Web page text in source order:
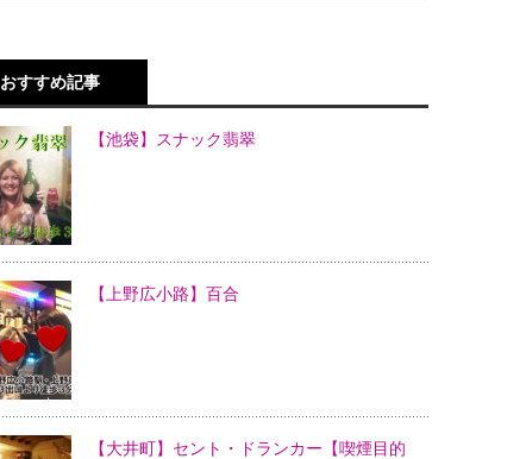
おすすめ記事
【池袋】スナック翡翠
【上野広小路】百合
【大井町】セント・ドランカー【喫煙目的